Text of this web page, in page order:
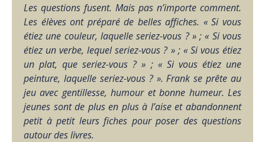
Les questions fusent. Mais pas n’importe comment.
Les élèves ont préparé de belles affiches. « Si vous
étiez une couleur, laquelle seriez-vous ? » ; « Si vous
étiez un verbe, lequel seriez-vous ? » ; « Si vous étiez
un plat, que seriez-vous ? » ; « Si vous étiez une
peinture, laquelle seriez-vous ? ». Frank se prête au
jeu avec gentillesse, humour et bonne humeur. Les
jeunes sont de plus en plus à l’aise et abandonnent
petit à petit leurs fiches pour poser des questions
autour des livres.